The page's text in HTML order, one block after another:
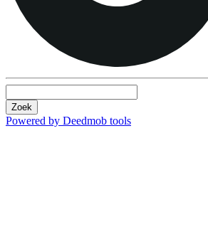
Zoek
Powered by Deedmob tools